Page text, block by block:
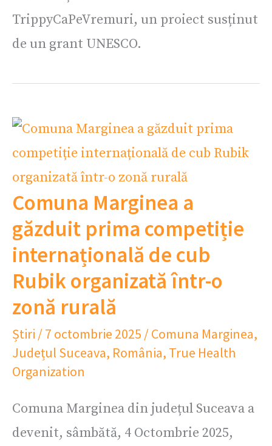
TrippyCaPeVremuri, un proiect susținut
de un grant UNESCO.
Comuna Marginea a
găzduit prima competiție
internațională de cub
Rubik organizată într-o
zonă rurală
Știri /7 octombrie 2025 /Comuna Marginea,
Județul Suceava, România, True Health
Organization
Comuna Marginea din județul Suceava a
devenit, sâmbătă, 4 Octombrie 2025,